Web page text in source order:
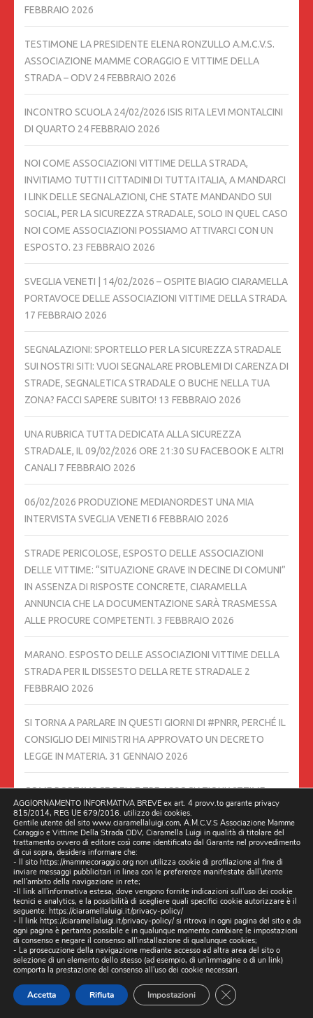
FEBBRAIO 2026
TESTIMONE LA PRESIDENTE ELENA RONZULLO A.M.C.V.S.
ASSOCIAZIONE MAMME CORAGGIO E VITTIME DELLA
STRADA – ODV 24 FEBBRAIO 2026
INCONTRO SCUOLA 24/02/2026 ISIS RITA LEVI MONTALCINI
DI QUARTO 24 FEBBRAIO 2026
NOI COME ASSOCIAZIONI VITTIME DELLA STRADA,
INVITIAMO TUTTI I CITTADINI DI TUTTA ITALIA, A MANDARCI
I LINK DELLE SEGNALAZIONI, CHE STATE MANDANDO SUI
SOCIAL, PER LA SICUREZZA STRADALE, SOLO IN QUEL CASO
NOI COME ASSOCIAZIONI POSSIAMO ATTIVARCI CON UN
ESPOSTO. 23 FEBBRAIO 2026
SVEGLIA VENETI | 14/02/2026 – OSPITE BIAGIO CIARAMELLA
PORTAVOCE DELLE ASSOCIAZIONI VITTIME DELLA STRADA.
17 FEBBRAIO 2026
SEGNALAZIONI: SPORTELLO PER LA SICUREZZA STRADALE
SUI NOSTRI SITI: VUOI SEGNALARE PROBLEMI DI CARENZA DI
STRADE, SEGNALETICA STRADALE O BUCHE NELLA TUA
ZONA? FACCI SAPERE SUBITO! 13 FEBBRAIO 2026
UNA RUBRICA TUTTA DEDICATA ALLA SICUREZZA
STRADALE, IL 09/02/2026 ORE 21:30 SU FACEBOOK E ALTRI
CANALI 7 FEBBRAIO 2026
06/02/2026 PRODUZIONE MEDIANORDEST UNA MIA
INTERVISTA SVEGLIA VENETI 6 FEBBRAIO 2026
STRADE PERICOLOSE, ESPOSTO DELLE ASSOCIAZIONI
DELLE VITTIME: “SITUAZIONE GRAVE IN DECINE DI COMUNI”
IN ASSENZA DI RISPOSTE CONCRETE, CIARAMELLA
ANNUNCIA CHE LA DOCUMENTAZIONE SARÀ TRASMESSA
ALLE PROCURE COMPETENTI. 3 FEBBRAIO 2026
MARANO. ESPOSTO DELLE ASSOCIAZIONI VITTIME DELLA
STRADA PER IL DISSESTO DELLA RETE STRADALE 2
FEBBRAIO 2026
SI TORNA A PARLARE IN QUESTI GIORNI DI #PNRR, PERCHÉ IL
CONSIGLIO DEI MINISTRI HA APPROVATO UN DECRETO
LEGGE IN MATERIA. 31 GENNAIO 2026
COME PORTAVOCE DELLE TRE ASSOCIAZIONI VITTIME
DELLA STRADA, RINGRAZIAMO L’AMICO MASSIMO SGURELLI
30 GENNAIO 2026
N.1 ANNO 25 GENNAIO 2026 NEROSUBIANCO IN QUESTO
NUMERO BEN DUE ARTICOLI DEDICATI ALLA SICUREZZA
STRADALE, 25 GENNAIO 2026
CRONACA CASERTA GIOVEDÌ 15 GENNAIO 2026
ILMATTINO.IT ARTERIE GROVIERA, ESPOSTO ALLA
PREFETTA22 GENNAIO 2026
IL COMANDANTE DEI VIGILI URBANI HA UNA
AGGIORNAMENTO INFORMATIVA BREVE ex art. 4 provv.to garante privacy
815/2014, REG UE 679/2016. utilizzo dei cookies.
Gentile utente del sito www.ciaramellaluigi.com, A.M.C.V.S Associazione Mamme
Coraggio e Vittime Della Strada ODV, Ciaramella Luigi in qualità di titolare del
trattamento ovvero di editore così come identificato dal Garante nel provvedimento
di cui sopra, desidera informare che:
- Il sito https://mammecoraggio.org non utilizza cookie di profilazione al fine di
inviare messaggi pubblicitari in linea con le preferenze manifestate dall'utente
nell'ambito della navigazione in rete;
-Il link all'informativa estesa, dove vengono fornite indicazioni sull'uso dei cookie
tecnici e analytics, e la possibilità di scegliere quali specifici cookie autorizzare è il
seguente: https://ciaramellaluigi.it/privacy-policy/
- Il link https://ciaramellaluigi.it/privacy-policy/si ritrova in ogni pagina del sito e da
ogni pagina è pertanto possibile e in qualunque momento cambiare le impostazioni
di consenso e negare il consenso all'installazione di qualunque cookies;
- La prosecuzione della navigazione mediante accesso ad altra area del sito o
selezione di un elemento dello stesso (ad esempio, di un'immagine o di un link)
comporta la prestazione del consenso all'uso dei cookie necessari.
Accetta Rifiuta Impostazioni CLOSE GDPR